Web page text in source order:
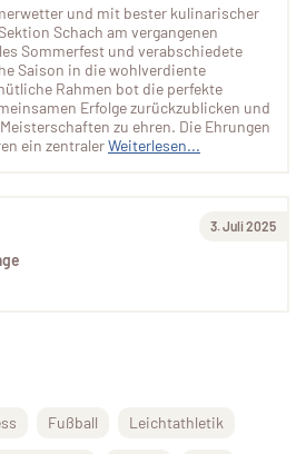
3. Juli 2025
und mit bester kulinarischer
Schach am vergangenen
Sommerfest und verabschiedete
Saison in die wohlverdiente
Rahmen bot die perfekte
Erfolge zurückzublicken und
zu ehren. Die Ehrungen
ein zentralerWeiterlesen...
Fußball Leichtathletik